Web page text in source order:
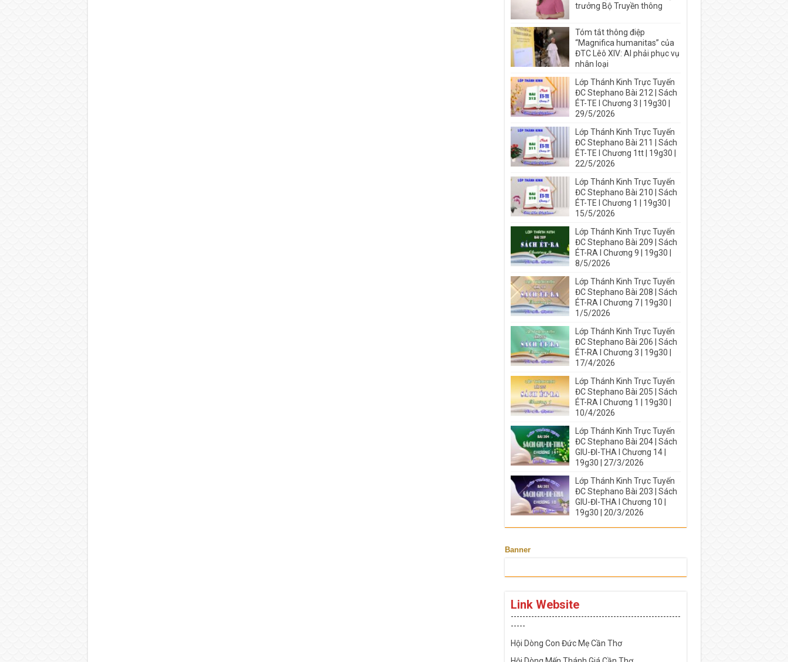
trưởng Bộ Truyền thông
Tóm tắt thông điệp
“Magnifica humanitas” của
ĐTC Lêô XIV: AI phải phục vụ
nhân loại
Lớp Thánh Kinh Trực Tuyến
ĐC Stephano Bài 212 | Sách
ÉT-TE I Chương 3 | 19g30 |
29/5/2026
Lớp Thánh Kinh Trực Tuyến
ĐC Stephano Bài 211 | Sách
ÉT-TE I Chương 1tt | 19g30 |
22/5/2026
Lớp Thánh Kinh Trực Tuyến
ĐC Stephano Bài 210 | Sách
ÉT-TE I Chương 1 | 19g30 |
15/5/2026
Lớp Thánh Kinh Trực Tuyến
ĐC Stephano Bài 209 | Sách
ÉT-RA I Chương 9 | 19g30 |
8/5/2026
Lớp Thánh Kinh Trực Tuyến
ĐC Stephano Bài 208 | Sách
ÉT-RA I Chương 7 | 19g30 |
1/5/2026
Lớp Thánh Kinh Trực Tuyến
ĐC Stephano Bài 206 | Sách
ÉT-RA I Chương 3 | 19g30 |
17/4/2026
Lớp Thánh Kinh Trực Tuyến
ĐC Stephano Bài 205 | Sách
ÉT-RA I Chương 1 | 19g30 |
10/4/2026
Lớp Thánh Kinh Trực Tuyến
ĐC Stephano Bài 204 | Sách
GIU-ĐI-THA I Chương 14 |
19g30 | 27/3/2026
Lớp Thánh Kinh Trực Tuyến
ĐC Stephano Bài 203 | Sách
GIU-ĐI-THA I Chương 10 |
19g30 | 20/3/2026
Banner
Link Website
----------------------------------------------------------
-----
Hội Dòng Con Đức Mẹ Cần Thơ